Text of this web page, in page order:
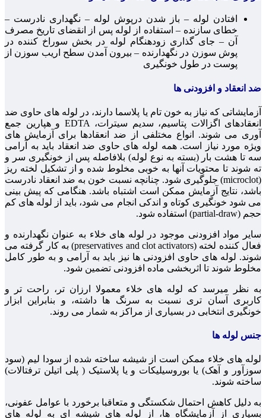
افتادن لوله – باز شدن درپوش لوله – نگهداری نادرست –
خطای سازنده – استفاده از لوله پس از انقضای تاریخ مصرف
آن – جای گذاری زودهنگام لوله در بخش سوراخ کننده در
پوش سوزن در نگهدارنده – بیرون آمدن سطح اریب سوزن از
پوست در طول خونگیری
ضد انعقاد و افزودنی ها
آزمایشاتی که نیاز به خون تام یا پلاسما دارند، در لوله های حاوی ضد
انعقادهای اگزالات پتاسیم، سدیم سیترات، EDTA و هپارین جمع
آوری می شوند. انواع مختلفی از ضد انعقادها برای آزمایش های
ویژه مورد نیاز است. همه لوله های حاوی ضد انعقاد باید به آرامی
سه تا هشت بار (بسته به نوع لوله) بلافاصله پس از خونگیری سر و
ته شوند تا محتویات آنها به خوبی مخلوط شده و از تشکیل لخته ریز
(microclot) جلوگیری شود. چنانچه نسبت خون به ضد انعقاد نادرست
باشد، نتایج آزمایش ممکن است اشتباه باشد. هنگامی که پیش بینی
می شود خونگیری کوتاه و اندکی انجام می شود، باید از لوله های کم
حجم (partial-draw) استفاده شود.
سایر مواد افزودنی موجود در لوله های خلاء به عنوان نگهدارنده و
فعال کننده لخته (preservatives and clot activators) به کار گرفته می
شوند. لوله های حاوی افزودنی ها نیز باید به آرامی و به طور کامل
مخلوط شوند تا اثربخشی ماده افزودنی تضمین شود.
به نظر میرسد که لوله های خلاء معمولا ارزان تر، راحت تر و
کاربری آسان تری نسبت به سرنگ ها داشته، و بنابراین ابزار
خونگیری انتخابی در بسیاری از مراکز به شمار می روند.
جنس لوله ها
لوله های خلاء ممکن است از شیشه ساخته شده از سودا لیم (سود
سوزآور و آهک) یا بوروسیلیکات و یا پلاستیک ( پلی اتیلن ترفتالات)
ساخته شوند.
به دلیل کاهش احتمال شکستگی و متعاقبا برخورد با عوامل عفونی،
بسیاری از آزمایشگاه ها، از لوله های شیشه ای به لوله های